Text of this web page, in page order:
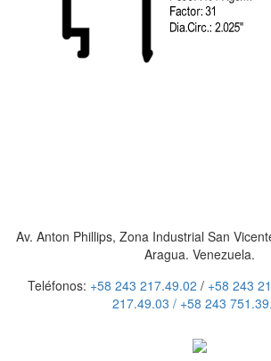
Av. Anton Phillips, Zona Industrial San
Aragua. Venezuela.
Teléfonos: +58 243 217.49.02 / +58 243
217.49.03 / +58 243